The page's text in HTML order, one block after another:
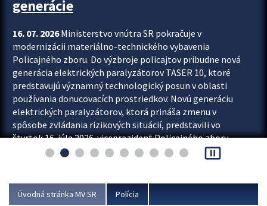
generácie
16. 07. 2026Ministerstvo vnútra SR pokračuje v
modernizácii materiálno-technického vybavenia
Policajného zboru. Do výzbroje policajtov pribudne nová
generácia elektrických paralyzátorov TASER 10, ktoré
predstavujú významný technologický posun v oblasti
používania donucovacích prostriedkov. Novú generáciu
elektrických paralyzátorov, ktorá prináša zmenu v
spôsobe zvládania rizikových situácií, predstavili vo
štvrtok 16. júla 2026 viceprezident Policajného zboru
Rastislav Polakovič a riaditeľ odboru výcviku...
pause_presentation
Úvodná stránka MV SR Polícia